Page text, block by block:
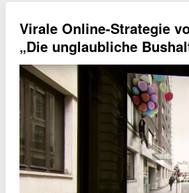
Virale Online-Strategie
„Die unglaubliche